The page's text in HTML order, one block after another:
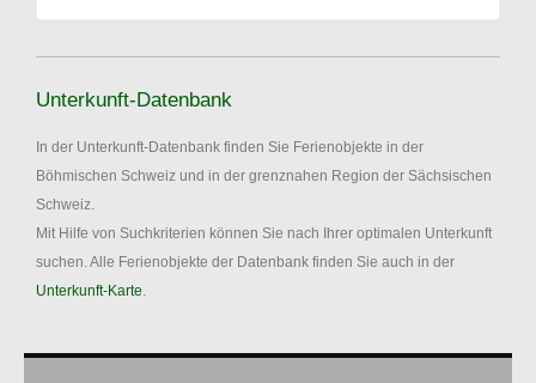
Unterkunft-Datenbank
In der Unterkunft-Datenbank finden Sie Ferienobjekte in der
Böhmischen Schweiz und in der grenznahen Region der Sächsischen
Schweiz.
Mit Hilfe von Suchkriterien können Sie nach Ihrer optimalen Unterkunft
suchen. Alle Ferienobjekte der Datenbank finden Sie auch in der
Unterkunft-Karte.